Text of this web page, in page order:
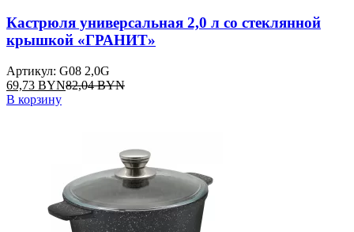
Кастрюля универсальная 2,0 л со стеклянной
крышкой «ГРАНИТ»
Артикул: G08 2,0G
69,73 BYN82,04BYN
В корзину